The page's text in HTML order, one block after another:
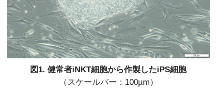
図1. 健常者iNKT細胞から作製したiPS細胞
（スケールバー：100µm）